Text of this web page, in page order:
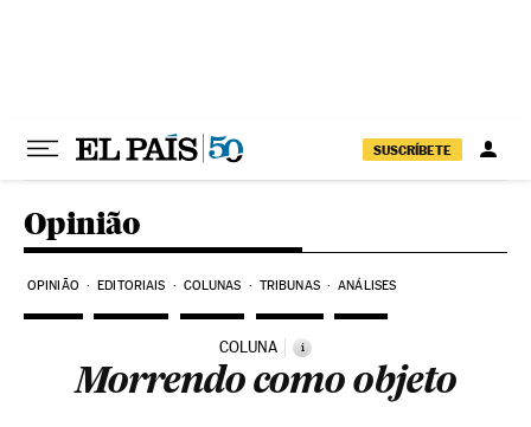
SUSCRÍBETE
Opinião
OPINIÃO EDITORIAIS COLUNAS TRIBUNAS ANÁLISES
COLUNA i
Morrendo como objeto